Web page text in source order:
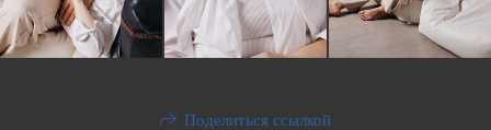
Поделиться ссылкой